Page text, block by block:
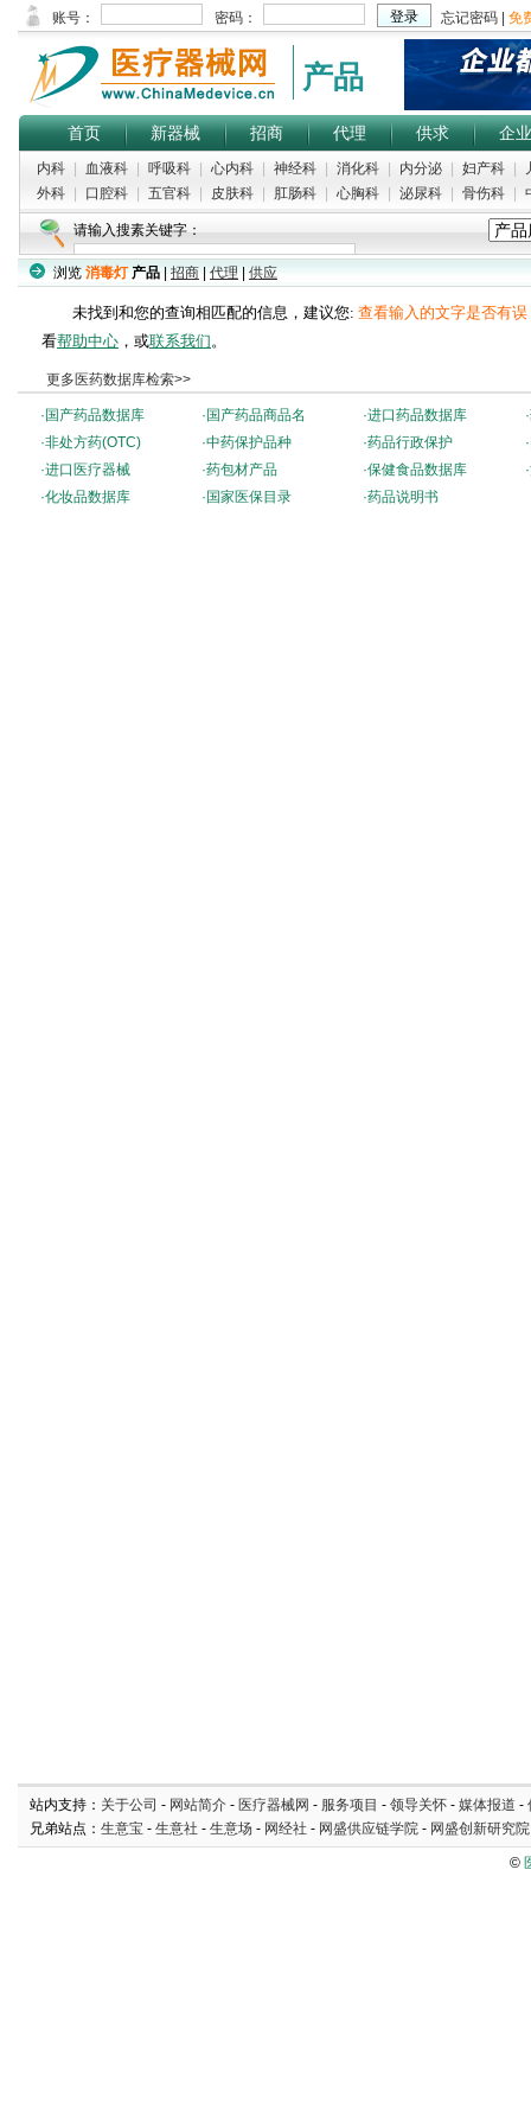
产品
首页 新器械 招商 代理 供求 企业
内科 血液科 呼吸科 心内科 神经科 消化科 内分泌 妇产科
外科
口腔科 五官科 皮肤科 肛肠科 心胸科 泌尿科 骨伤科
请输入搜素关键字：
浏览 消毒灯 产品 招商 代理 供应
未找到和您的查询相匹配的信息，建议您: 查看输入的文字是否有误
看帮助中心 ，或联系我们。
更多医药数据库检索>>
· 国产药品数据库 · 国产药品商品名 ·进口药品数据库 ·
·非处方药(OTC) ·中药保护品种 ·药品行政保护 ·
·进口医疗器械 ·药包材产品 ·保健食品数据库 ·
·化妆品数据库 · 国家医保目录 ·药品说明书
站内支持： 关于公司 - 网站简介 - 医疗器械网 - 服务项目 - 领导关怀 - 媒体报道 -
兄弟站点： 生意宝 - 生意社 - 生意场 - 网经社 - 网盛供应链学院 - 网盛创新研究院
©